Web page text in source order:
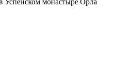
Успенском монастыре Орла